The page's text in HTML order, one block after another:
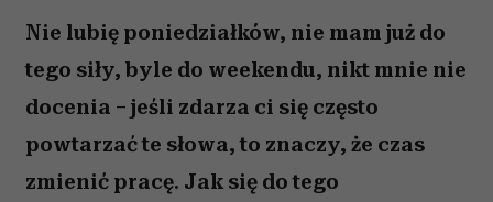
Nie lubię poniedziałków, nie mam już do
tego siły, byle do weekendu, nikt mnie nie
docenia – jeśli zdarza ci się często
powtarzać te słowa, to znaczy, że czas
zmienić pracę. Jak się do tego